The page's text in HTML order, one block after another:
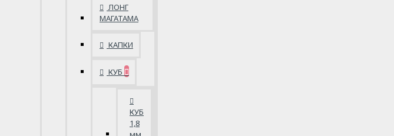
ЛОНГ
МАГАТАМА
КАПКИ
КУБ
КУБ
1,8